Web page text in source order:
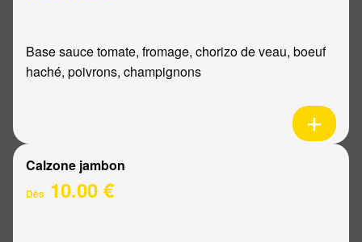
Base sauce tomate, fromage, chorizo de veau, boeuf
haché, poivrons, champignons
Calzone jambon
Dès 10.00 €